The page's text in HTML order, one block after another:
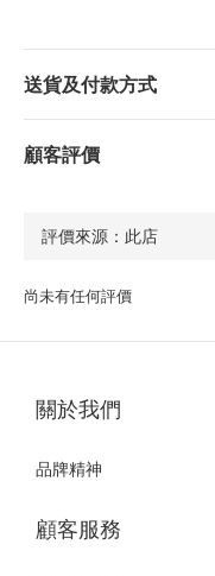
送貨及付款方式
顧客評價
尚未有任何評價
關於我們
品牌精神
顧客服務